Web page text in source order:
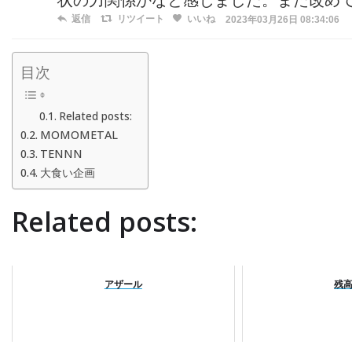
返信 リツイート いいね 2023年03月26日 08:34:06
目次
Related posts:
MOMOMETAL
TENNN
大食い企画
Related posts:
アザール 残